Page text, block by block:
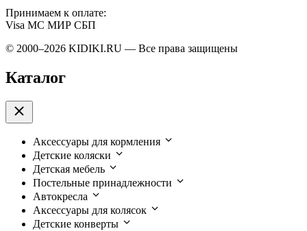
Принимаем к оплате:
Visa MC МИР СБП
© 2000–2026 KIDIKI.RU — Все права защищены
Каталог
Аксессуары для кормления
Детские коляски
Детская мебель
Постельные принадлежности
Автокресла
Аксессуары для колясок
Детские конверты